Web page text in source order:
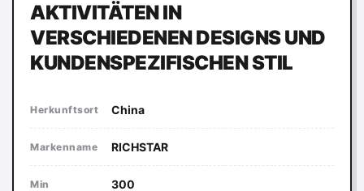
AKTIVITÄTEN IN
VERSCHIEDENEN DESIGNS UND
KUNDENSPEZIFISCHEN STIL
Herkunftsort China
Markenname RICHSTAR
Min
300